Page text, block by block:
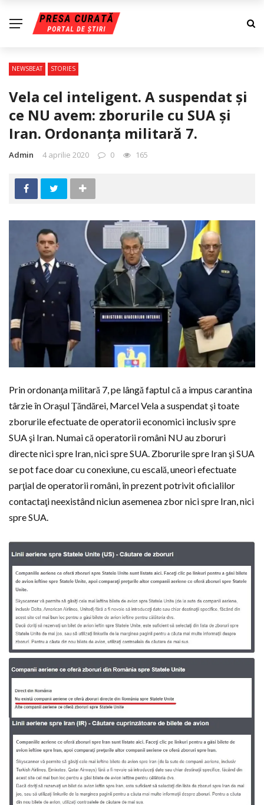
NEWSBEAT STORIES
Vela cel inteligent. A suspendat şi
ce NU avem: zborurile cu SUA şi
Iran. Ordonanţa militară 7.
Admin 4 aprilie 2020 0 165
Prin ordonanţa militară 7, pe lângă faptul că a impus carantina
târzie în Oraşul Ţăndărei, Marcel Vela a suspendat şi toate
zborurile efectuate de operatorii economici inclusiv spre
SUA şi Iran. Numai că operatorii români NU au zboruri
directe nici spre Iran, nici spre SUA. Zborurile spre Iran şi SUA
se pot face doar cu conexiune, cu escală, uneori efectuate
parţial de operatorii români, în prezent potrivit oficialilor
contactaţi neexistând niciun asemenea zbor nici spre Iran, nici
spre SUA.